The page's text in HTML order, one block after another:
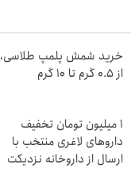
خرید شمش پلمپ طلاسی،
از ۰.۵ گرم تا ۱۰ گرم
۱ میلیون تومان تخفیف
داروهای لاغری منتخب با
ارسال از داروخانه نزدیکت